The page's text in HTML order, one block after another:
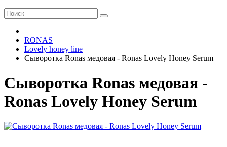
RONAS
Lovely honey line
Сыворотка Ronas медовая - Ronas Lovely Honey Serum
Сыворотка Ronas медовая -
Ronas Lovely Honey Serum